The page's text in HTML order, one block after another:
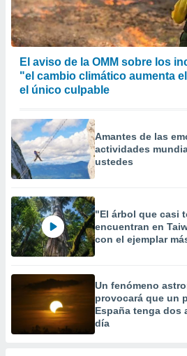
El aviso de la OMM sobre los
"el cambio climático aumenta
el único culpable
Amantes de las
actividades
ustedes
"El árbol que casi
encuentran en
con el ejemplar
Un fenómeno
provocará que un
España tenga dos
día